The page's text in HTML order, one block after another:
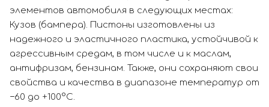
элементов автомобиля в следующих местах:
Кузов (бампера). Пистоны изготовлены из
надежного и эластичного пластика, устойчивой к
агрессивным средам, в том числе и к маслам,
антифризам, бензинам. Также, они сохраняют свои
свойства и качества в диапазоне температур от
−60 до +100°С.